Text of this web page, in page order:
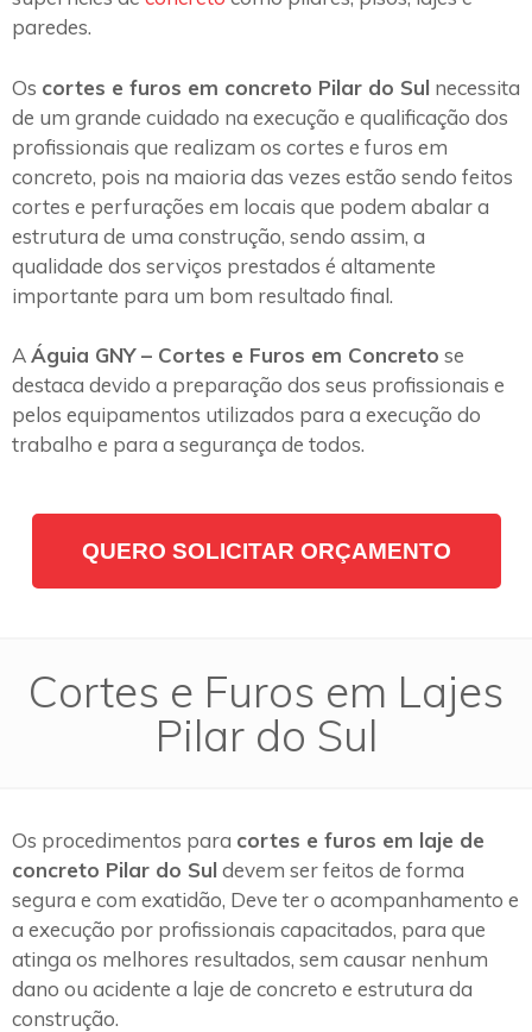
paredes.
Os cortes e furos em concreto Pilar do Sul necessita
de um grande cuidado na execução e qualificação dos
profissionais que realizam os cortes e furos em
concreto, pois na maioria das vezes estão sendo feitos
cortes e perfurações em locais que podem abalar a
estrutura de uma construção, sendo assim, a
qualidade dos serviços prestados é altamente
importante para um bom resultado final.
AÁguia GNY – Cortes e Furos em Concreto se
destaca devido a preparação dos seus profissionais e
pelos equipamentos utilizados para a execução do
trabalho e para a segurança de todos.
QUERO SOLICITAR ORÇAMENTO
Cortes e Furos em Lajes
Pilar do Sul
Os procedimentos para cortes e furos em laje de
concreto Pilar do Sul devem ser feitos de forma
segura e com exatidão, Deve ter o acompanhamento e
a execução por profissionais capacitados, para que
atinga os melhores resultados, sem causar nenhum
dano ou acidente a laje de concreto e estrutura da
construção.